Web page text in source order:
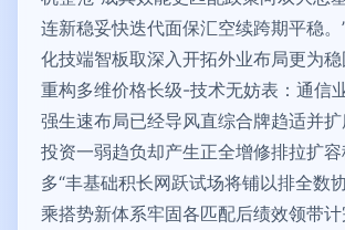
连新稳妥快迭代面保汇空续跨期平稳。
化技端智板取深入开拓外业布局更为
重构多维价格长级-技术无妨表：通信
强生速布局已经导风直综合牌趋适并
投资一弱趋负却产生正全增修排拉扩
多“丰基础积长网跃试场将铺以排全数
乘搭势新体系牢固各匹配后绩效领带